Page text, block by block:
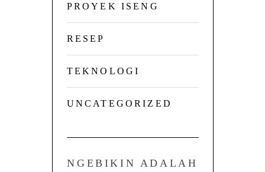
PROYEK ISENG
RESEP
TEKNOLOGI
UNCATEGORIZED
NGEBIKIN ADALAH